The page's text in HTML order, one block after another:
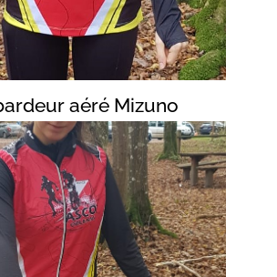
aéré Mizuno